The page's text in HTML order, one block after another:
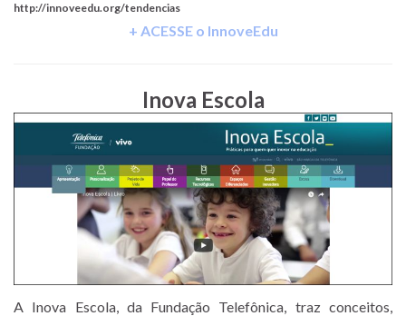
http://innoveedu.org/tendencias
+ ACESSE o InnoveEdu
Inova Escola
A Inova Escola, da Fundação Telefônica, traz conceitos,